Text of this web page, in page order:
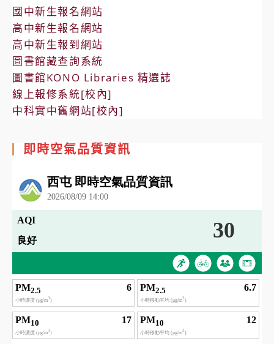
國中新生報名網站
高中新生報名網站
高中新生報到網站
圖書館藏查詢系統
圖書館KONO Libraries 精選誌
線上報修系統[校內]
中科實中舊網站[校內]
即時空氣品質資訊